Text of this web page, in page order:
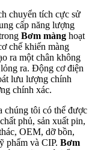
chuyển tích cực sử
cấp năng lượng
Bơm màng hoạt
chế khiến màng
ra một chân không
ra. Động cơ điện
lưu lượng chính
chính xác.
chúng tôi có thể được
phủ, sản xuất pin,
OEM, dỡ bồn,
phẩm và CIP. Bơm